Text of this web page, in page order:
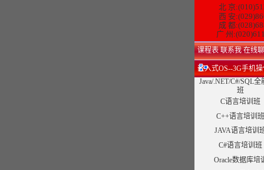
北 京
西 安
成 都
广 州
课程表 联系我 在线聊
嵌入式OS--3G手机
Java/.NET/C#/SQL全
班
C语言培训班
C++语言培训班
JAVA语言培训
C#语言培训班
Oracle数据库培